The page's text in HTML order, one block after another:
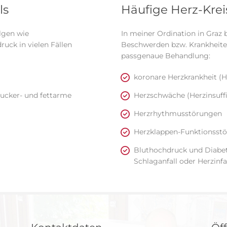
wie
in vielen Fällen
und fettarme
Häufige Herz-
In meiner Ordination in Graz
Beschwerden bzw.
passgenaue Behandlung:
koronare Herzkrankheit
Herzschwäche
Herzrhythmusstörungen
Herzklappen-
Bluthochdruck und
Schlaganfall oder